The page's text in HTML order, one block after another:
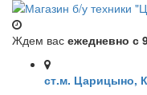
Ждем вас ежедневно с
ст.м. Царицыно,